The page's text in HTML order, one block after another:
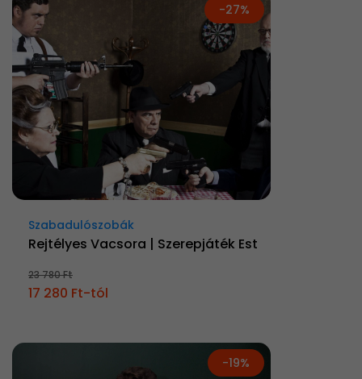
-27%
Szabadulószobák
Rejtélyes Vacsora | Szerepjáték Est
23 780 Ft
17 280 Ft-tól
-19%